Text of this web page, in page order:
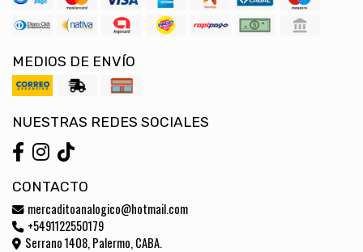
MEDIOS DE ENVÍO
NUESTRAS REDES SOCIALES
CONTACTO
mercaditoanalogico@hotmail.com
+5491122550179
Serrano 1408, Palermo, CABA.